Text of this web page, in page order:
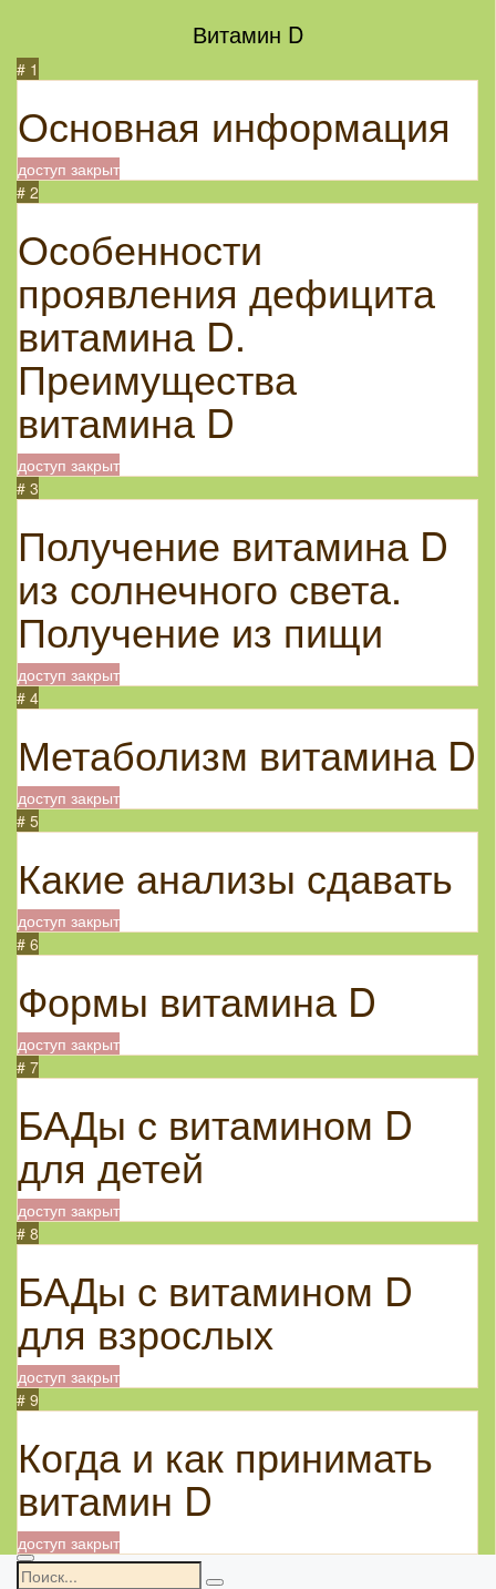
Витамин D
# 1
Основная информация
доступ закрыт
# 2
Особенности
проявления дефицита
витамина D.
Преимущества
витамина D
доступ закрыт
# 3
Получение витамина D
из солнечного света.
Получение из пищи
доступ закрыт
# 4
Метаболизм витамина D
доступ закрыт
# 5
Какие анализы сдавать
доступ закрыт
# 6
Формы витамина D
доступ закрыт
# 7
БАДы с витамином D
для детей
доступ закрыт
# 8
БАДы с витамином D
для взрослых
доступ закрыт
# 9
Когда и как принимать
витамин D
доступ закрыт